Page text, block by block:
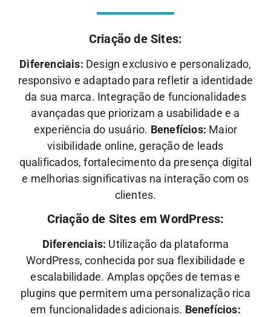
Criação de Sites:
Diferenciais: Design exclusivo e personalizado,
responsivo e adaptado para refletir a identidade
da sua marca. Integração de funcionalidades
avançadas que priorizam a usabilidade e a
experiência do usuário. Benefícios: Maior
visibilidade online, geração de leads
qualificados, fortalecimento da presença digital
e melhorias significativas na interação com os
clientes.
Criação de Sites em WordPress:
Diferenciais: Utilização da plataforma
WordPress, conhecida por sua flexibilidade e
escalabilidade. Amplas opções de temas e
plugins que permitem uma personalização rica
em funcionalidades adicionais. Benefícios: